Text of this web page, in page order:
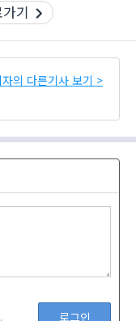
기
자의 다른기사 보기 >
로그인